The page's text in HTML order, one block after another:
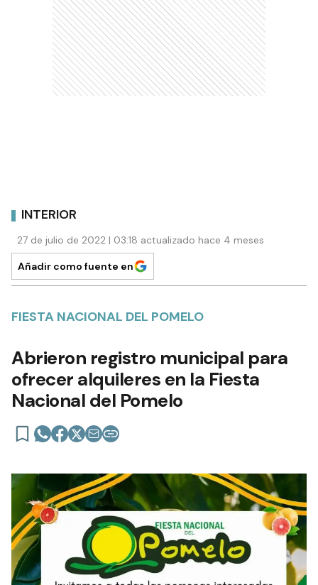
INTERIOR
27 de julio de 2022 | 03:18 actualizado hace 4 meses
Añadir como fuente en
FIESTA NACIONAL DEL POMELO
Abrieron registro municipal para
ofrecer alquileres en la Fiesta
Nacional del Pomelo